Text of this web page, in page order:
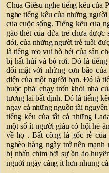
Chúa Giêsu nghe tiếng kêu của
nghe tiếng kêu của những
của cuộc sống. Tiếng kêu của
gào thét của đứa trẻ chưa
đói, của những người trẻ tuổi
là tiếng reo vui hò hét của sân
bị hất hủi và bỏ rơi. Đó là tiếng
đối mặt với những cơn bão
diện của một người bạn. Đó là
buộc phải chạy trốn khỏi nhà
tương lai bất định. Đó là tiếng
ngay cả những nguồn tài
tiếng kêu của tất cả những
một số ít người giàu có hội hè
về họ . Bất công là gốc rễ của
nghèo hàng ngày trở nên
bị nhấn chìm bởi sự ồn ào
người ngày càng ít hơn nhưng